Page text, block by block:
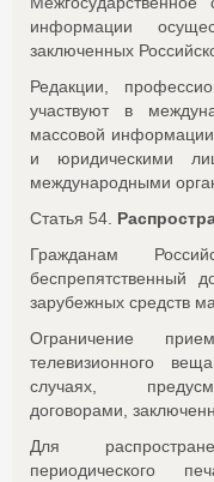
информации
заключенных
Редакции,
участвуют в
массовой
и юридическими
международными
Статья 54.
Гражданам
беспрепятственный
зарубежных средств
Ограничение
телевизионного
случаях,
договорами,
Для
периодического